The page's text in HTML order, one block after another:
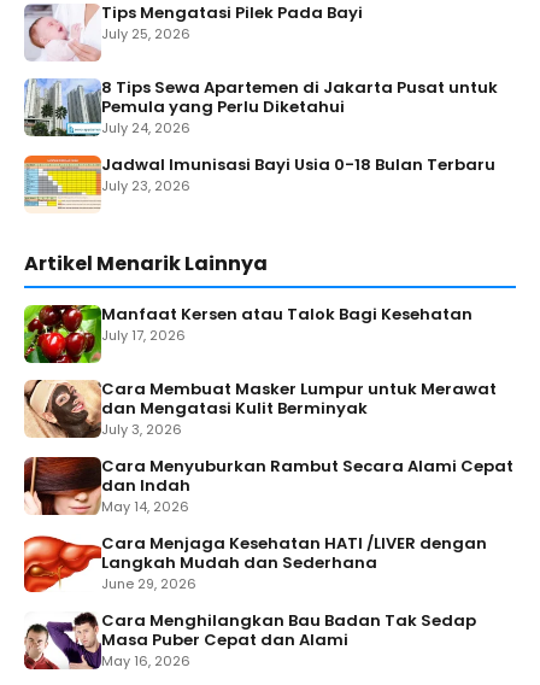
Tips Mengatasi Pilek Pada Bayi
July 25, 2026
8 Tips Sewa Apartemen di Jakarta Pusat untuk
Pemula yang Perlu Diketahui
July 24, 2026
Jadwal Imunisasi Bayi Usia 0-18 Bulan Terbaru
July 23, 2026
Artikel Menarik Lainnya
Manfaat Kersen atau Talok Bagi Kesehatan
July 17, 2026
Cara Membuat Masker Lumpur untuk Merawat
dan Mengatasi Kulit Berminyak
July 3, 2026
Cara Menyuburkan Rambut Secara Alami Cepat
dan Indah
May 14, 2026
Cara Menjaga Kesehatan HATI /LIVER dengan
Langkah Mudah dan Sederhana
June 29, 2026
Cara Menghilangkan Bau Badan Tak Sedap
Masa Puber Cepat dan Alami
May 16, 2026